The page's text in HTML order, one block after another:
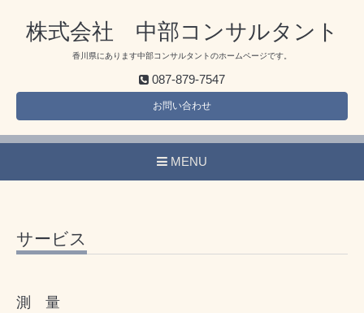
株式会社 中部コンサルタント
香川県にあります中部コンサルタントのホームページです。
087-879-7547
お問い合わせ
MENU
サービス
測 量